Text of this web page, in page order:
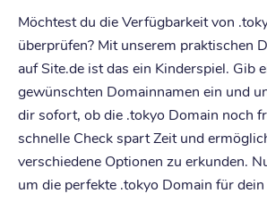
Möchtest du die Verfügbarkeit von
überprüfen? Mit unserem praktischen
auf Site.de ist das ein Kinderspiel. Gib
gewünschten Domainnamen ein und
dir sofort, ob die .tokyo Domain noch
schnelle Check spart Zeit und
verschiedene Optionen zu erkunden.
um die perfekte .tokyo Domain für